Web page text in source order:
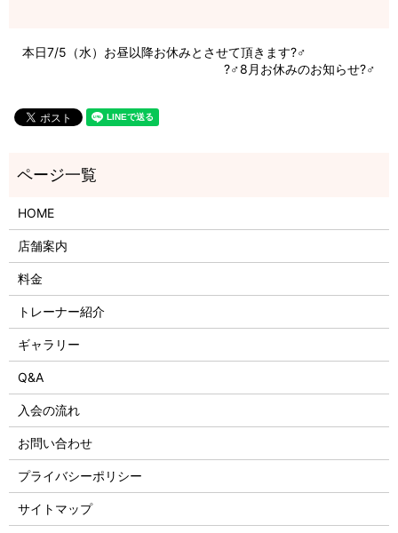
本日7/5（水）お昼以降お休みとさせて頂きます?‍♂️
?‍♂️8月お休みのお知らせ?‍♂️
HOME
店舗案内
料金
トレーナー紹介
ギャラリー
Q&A
入会の流れ
お問い合わせ
プライバシーポリシー
サイトマップ